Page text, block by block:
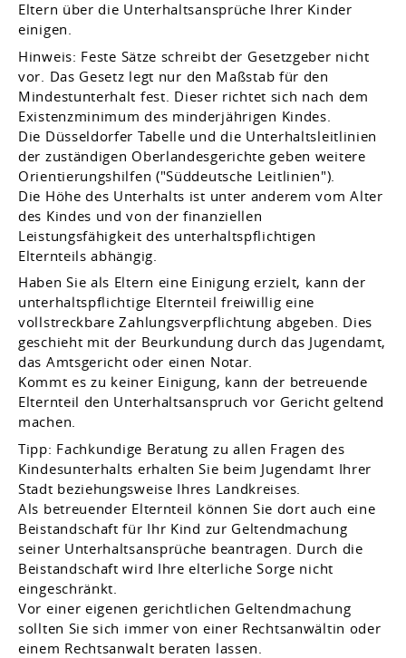
Eltern über die Unterhaltsansprüche Ihrer Kinder
einigen.
Hinweis: Feste Sätze schreibt der Gesetzgeber nicht
vor . Das Gesetz legt nur den Maßstab für den
Mindestunterhalt fest . Dieser richtet sich nach dem
Existenzminimum des minderjährigen Kindes
Die Düsseldorfer Tabelle und die Unterhaltsleitlinien
der zuständigen Oberlandesgerichte geben weitere
Orientierungshilfen ("Süddeutsche Leitlinien").
Die Höhe des Unterhalts ist unter anderem vom Alter
des Kindes und von der finanziellen
Leistungsfähigkeit des unterhaltspflichtigen
Elternteils abhängig.
Haben Sie als Eltern eine Einigung erzielt, kann der
unterhaltspflichtige Elternteil freiwillig eine
vollstreckbare Zahlungsverpflichtung abgeben. Dies
geschieht mit der Beurkundung durch das Jugendamt,
das Amtsgericht oder einen Notar.
Kommt es zu keiner Einigung, kann der betreuende
Elternteil den Unterhaltsanspruch vor Gericht geltend
machen.
Tipp: Fachkundige Beratung zu allen Fragen des
Kindesunterhalts erhalten Sie beim Jugendamt Ihrer
Stadt beziehungsweise Ihres Landkreises.
Als betreuender Elternteil können Sie dort auch eine
Beistandschaft für Ihr Kind zur Geltendmachung
seiner Unterhaltsansprüche beantragen. Durch die
Beistandschaft wird Ihre elterliche Sorge nicht
eingeschränkt.
Vor einer eigenen gerichtlichen Geltendmachung
sollten Sie sich immer von einer Rechtsanwältin oder
einem Rechtsanwalt beraten lassen.